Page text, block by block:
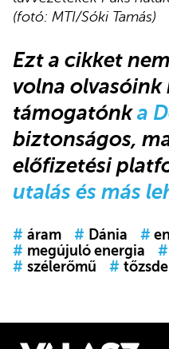
(fotó: MTI/Sóki Tamás)
Ezt a cikket
volna olvasóink
támogatónka
biztonságos,
előfizetési
utalás és más
# áram # Dánia #
# megújuló energia #
# szélerőmű # tőzsde